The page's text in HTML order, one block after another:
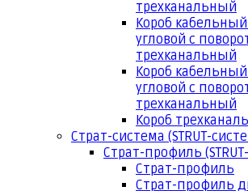
трехканальный
Короб
угловой с
трехканальный
Короб
угловой с
трехканальный
Короб
Страт-система (STRUT-
Страт-профиль
Страт-профиль
Страт-профиль